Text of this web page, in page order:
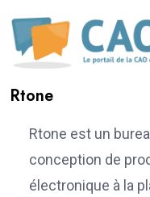
Rtone
Rtone est un
conception de
électronique à la